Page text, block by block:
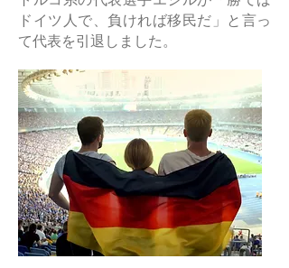
ドイツ人で、負ければ移民だ」と言っ
て代表を引退しました。